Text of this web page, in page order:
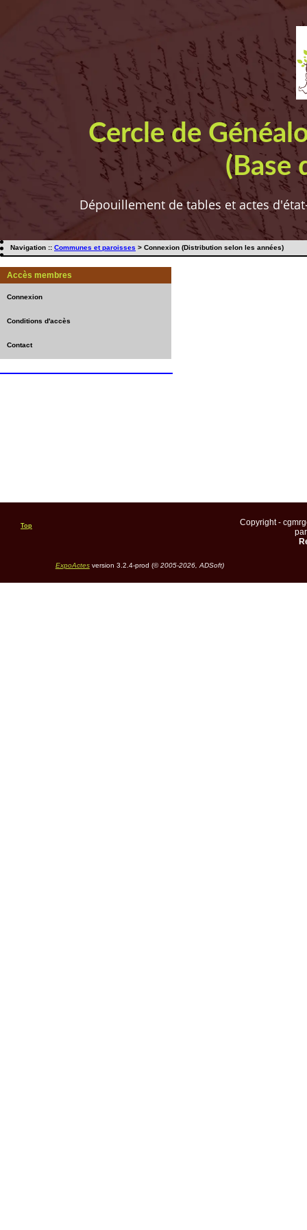
Cercle de
(Base
Dépouillement de tables et actes
Navigation :: Communes et paroisses > Connexion (Distribution selon les années)
Accès membres
Connexion
Conditions d'accès
Contact
Top
Copyright -
ExpoActesversion 3.2.4-prod (©2005-2026, ADSoft)